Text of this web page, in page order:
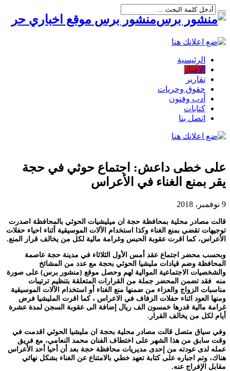
منشور برس موقع اخباري حر
الرئيسية
الاخبار
تقارير
حقوق وحريات
أدب وفنون
كتابات
اتصل بنا
على خطى داعش: اجتماع حوثي في حجة
يقر بمنع الغناء في الأعراس
9 نوفمبر، 2018
قالت مصادر محلية بمحافظة حجة ان ميليشيات الحوثي بالمحافظة اصدرت
توجيهات تقضي بمنع الغناء وكذا استخدام الآلات الموسيقية أثناء احياء حفلات
الأعراس، كما اقرت عقوبة الحبس وغرامة مالية لكل من يخالف قرار المنع.
وبحسب محضر اجتماع عقد أمس الأول الثلاثاء في مدينة حجة عاصمة
المحافظة وضم قيادات مليشيا الحوثي بحجة مع عدد من المشائخ
والشخصيات الاجتماعية الموالية لهم وحصل موقع (منشور برس) على صورة
منه فقد تضمن المحضر جملة من القرارات المتعلقة بتنظيم ترتيبات
مناسبات الزواج والعزاء من ضمنها منع الغناء أو استخدام الآلات الموسيقية
ومنها العود اثناء حفلات الزفاف في الاعراس ، كما اقرت المليشيا فرض
غرامة مالية قدرها خمسون الف ريال إضافة الى عقوبة السجن لمدة عشرة
أيام لكل من يخالف القرار.
وفي سياق متصل قالت مصادر محلية بحجة ان مليشيا الحوثي اقدمت في
وقت سابق من هذا الشهر على اختطاف الفنان محمد النعامي، مع فريق
عمله لدى عودته من إحدى مديريات محافظة حجة بعد أن أحيا أحد الأعراس
هناك، وتم اجباره على كتابة تعهد خطي بالامتناع عن الغناء بشكل نهائي
مقابل الإفراج عنه.